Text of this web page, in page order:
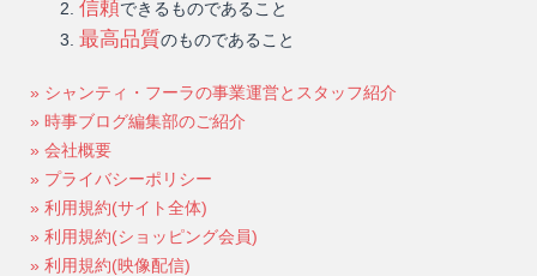
信頼できるものであること
最高品質のものであること
» シャンティ・フーラの事業運営とスタッフ紹介
» 時事ブログ編集部のご紹介
» 会社概要
» プライバシーポリシー
» 利用規約(サイト全体)
» 利用規約(ショッピング会員)
» 利用規約(映像配信)